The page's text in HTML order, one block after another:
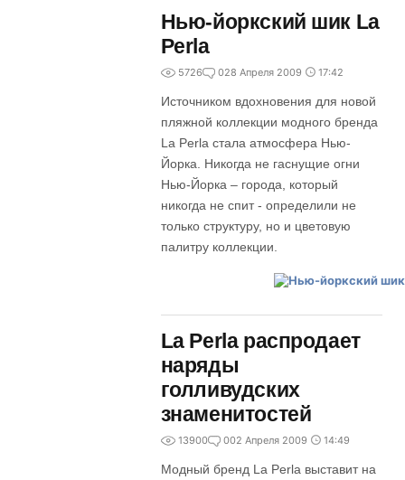
Нью-йоркский шик La
Perla
5726 028 Апреля 2009 17:42
Источником вдохновения для новой
пляжной коллекции модного бренда
La Perla стала атмосфера Нью-
Йорка. Никогда не гаснущие огни
Нью-Йорка – города, который
никогда не спит - определили не
только структуру, но и цветовую
палитру коллекции.
La Perla распродает
наряды
голливудских
знаменитостей
13900 002 Апреля 2009 14:49
Модный бренд La Perla выставит на